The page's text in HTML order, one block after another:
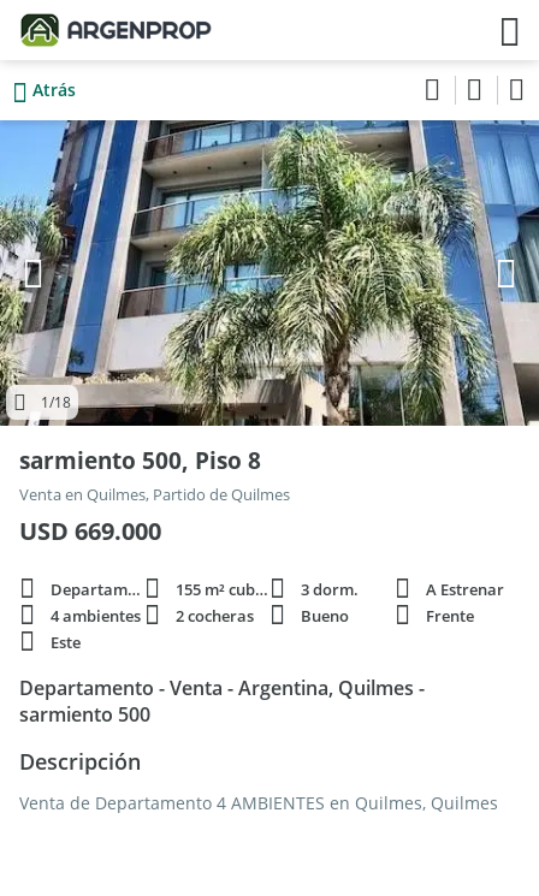
Atrás
1/18
sarmiento 500, Piso 8
Venta en Quilmes, Partido de Quilmes
USD 669.000
Departamento 155 m² cubie. 3 dorm.
A Estrenar
4 ambientes
2 cocheras Bueno
Frente
Este
Departamento - Venta - Argentina, Quilmes -
sarmiento 500
Descripción
Venta de Departamento 4 AMBIENTES en Quilmes, Quilmes